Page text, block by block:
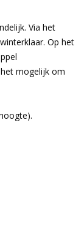
Via het
Op het
mogelijk om